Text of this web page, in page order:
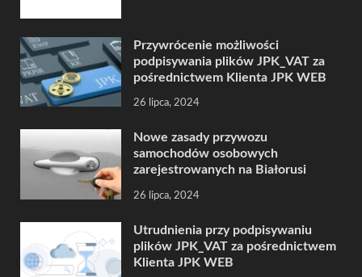
Przywrócenie możliwości
podpisywania plików JPK_VAT za
pośrednictwem Klienta JPK WEB
26 lipca, 2024
Nowe zasady przywozu
samochodów osobowych
zarejestrowanych na Białorusi
26 lipca, 2024
Utrudnienia przy podpisywaniu
plików JPK_VAT za pośrednictwem
Klienta JPK WEB